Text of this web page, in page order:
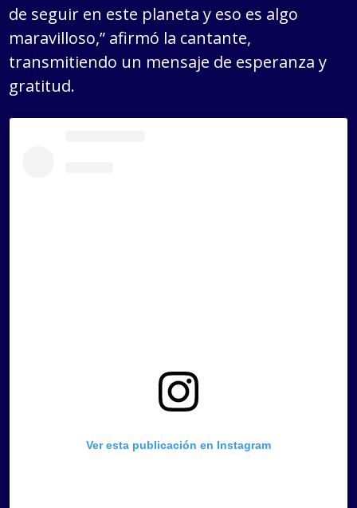
de seguir en este planeta y eso es algo
maravilloso,” afirmó la cantante,
transmitiendo un mensaje de esperanza y
gratitud.
Ver esta publicación en Instagram